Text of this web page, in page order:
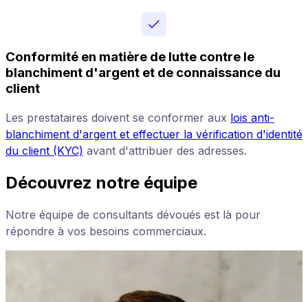
Conformité en matière de lutte contre le
blanchiment d'argent et de connaissance du
client
Les prestataires doivent se conformer aux lois anti-
blanchiment d'argent et effectuer la vérification d'identité
du client (KYC) avant d'attribuer des adresses.
Découvrez notre équipe
Notre équipe de consultants dévoués est là pour
répondre à vos besoins commerciaux.